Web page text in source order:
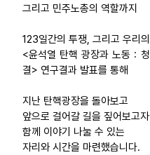
그리고 민주노총의 역할까지
123일간의 투쟁, 그리고 우리
<윤석열 탄핵 광장과 노동 :
결> 연구결과 발표를 통해
지난 탄핵광장을 돌아보고
앞으로 걸어갈 길을 짚어보고자
함께 이야기 나눌 수 있는
자리와 시간을 마련했습니다.